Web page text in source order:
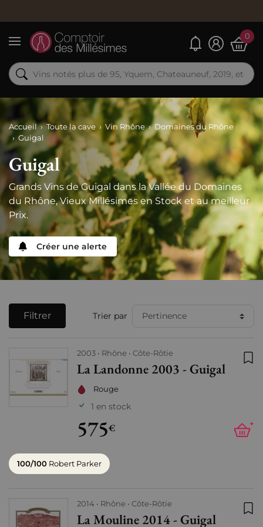
Menu
Mes alertes
0
Accueil Toute la cave Vin Rhône
Domaines du Rhône
Guigal
Guigal
Grands Vins de Guigal dans la Vallée du Domaines
du Rhône, Vieux Millésimes en Stock et au meilleur
Prix.
Créer une alerte
Filtrer Trier par
2003 Rhône Côte-Rôtie
La Landonne 2003 - Guigal
Rouge
1 en stock
575€ +
100/100 Robert Parker
2014 Rhône Côte-Rôtie
La Mouline 2014 - Guigal